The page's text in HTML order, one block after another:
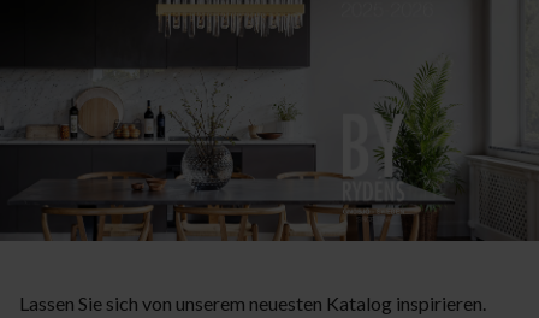
Lassen Sie sich von unserem neuesten Katalog inspirieren.